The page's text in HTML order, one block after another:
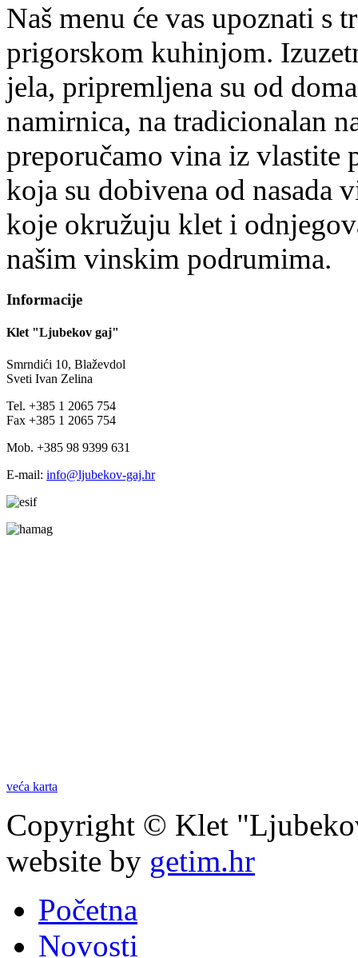
Naš menu će vas upoznati s
prigorskom kuhinjom.
jela, pripremljena su od
namirnica, na tradicionalan
preporučamo vina iz vlastite
koja su dobivena od nasada
koje okružuju klet i
našim vinskim podrumima.
Informacije
Klet "Ljubekov gaj"
Smrndići 10, Blaževdol
Sveti Ivan Zelina
Tel. +385 1 2065 754
Fax +385 1 2065 754
Mob. +385 98 9399 631
E-mail: info@ljubekov-gaj.hr
veća karta
Copyright © Klet
website by getim.hr
Početna
Novosti